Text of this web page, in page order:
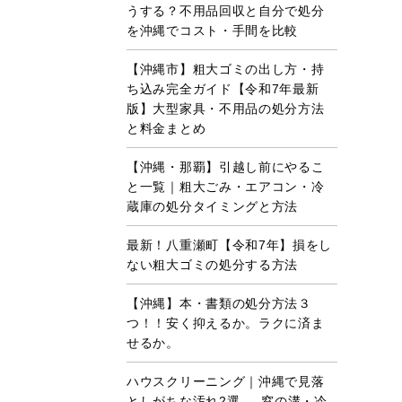
うする？不用品回収と自分で処分
を沖縄でコスト・手間を比較
【沖縄市】粗大ゴミの出し方・持
ち込み完全ガイド【令和7年最新
版】大型家具・不用品の処分方法
と料金まとめ
【沖縄・那覇】引越し前にやるこ
と一覧｜粗大ごみ・エアコン・冷
蔵庫の処分タイミングと方法
最新！八重瀬町【令和7年】損をし
ない粗大ゴミの処分する方法
【沖縄】本・書類の処分方法３
つ！！安く抑えるか。ラクに済ま
せるか。
ハウスクリーニング｜沖縄で見落